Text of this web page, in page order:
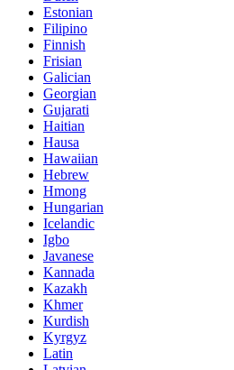
Estonian
Filipino
Finnish
Frisian
Galician
Georgian
Gujarati
Haitian
Hausa
Hawaiian
Hebrew
Hmong
Hungarian
Icelandic
Igbo
Javanese
Kannada
Kazakh
Khmer
Kurdish
Kyrgyz
Latin